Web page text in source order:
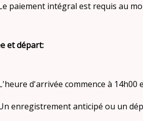
paiement intégral est requis au
et départ:
d'arrivée commence à 14h00
enregistrement anticipé ou un